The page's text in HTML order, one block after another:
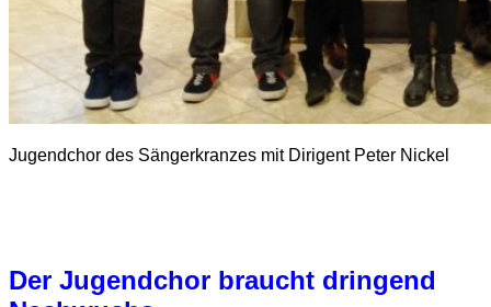
Jugendchor des Sängerkranzes mit Dirigent Peter Nickel
Der Jugendchor braucht dringend